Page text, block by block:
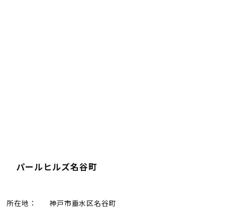
ポリシー
サイトマップ
パールヒルズ名谷町
所在地：
神戸市垂水区名谷町